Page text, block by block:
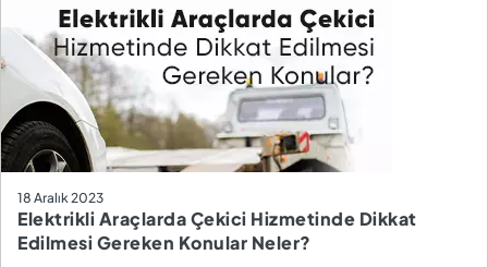
18 Aralık 2023
Elektrikli Araçlarda Çekici Hizmetinde Dikkat
Edilmesi Gereken Konular Neler?